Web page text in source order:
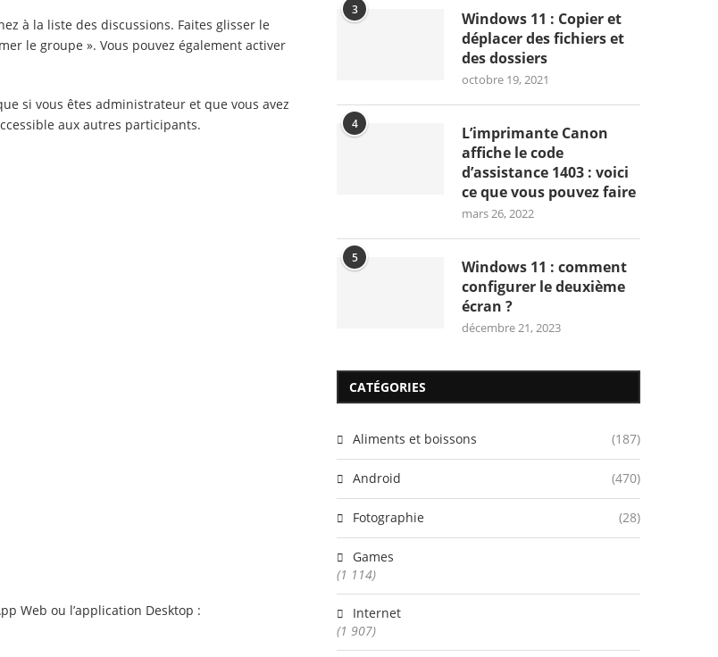
à la liste des discussions. Faites glisser le
le groupe ». Vous pouvez également activer
si vous êtes administrateur et que vous avez
aux autres participants.
Web ou l’application Desktop :
3
Windows 11 : Copier et
déplacer des fichiers et
des dossiers
octobre 19, 2021
4
L’imprimante Canon
affiche le code
d’assistance 1403 : voici
ce que vous pouvez faire
mars 26, 2022
5
Windows 11 : comment
configurer le deuxième
écran ?
décembre 21, 2023
CATÉGORIES
Aliments et boissons (187)
Android (470)
Fotographie (28)
Games
(1 114)
Internet
(1 907)